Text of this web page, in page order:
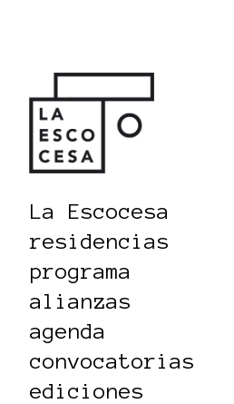
La Escocesa
residencias
programa
alianzas
agenda
convocatorias
ediciones